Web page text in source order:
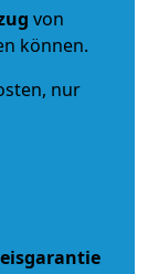
von
können.
nur